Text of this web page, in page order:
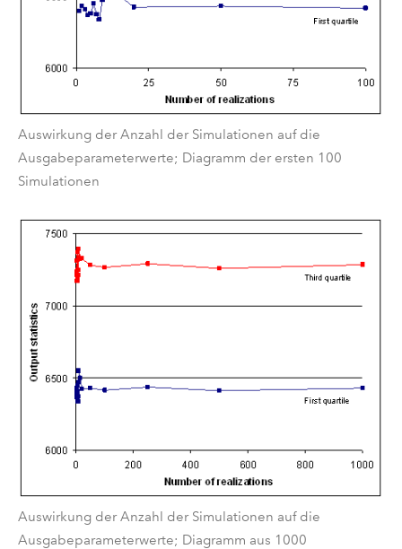
Auswirkung der Anzahl der Simulationen auf die
Ausgabeparameterwerte; Diagramm der ersten 100
Simulationen
Auswirkung der Anzahl der Simulationen auf die
Ausgabeparameterwerte; Diagramm aus 1000